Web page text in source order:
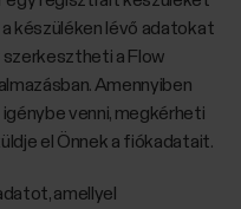
készüléken lévő adatokat
a Flow
Amennyiben
venni, megkérheti
el Önnek a fiókadatait.
amellyel